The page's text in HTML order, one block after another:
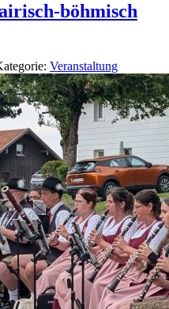
böhmisch
Veranstaltung